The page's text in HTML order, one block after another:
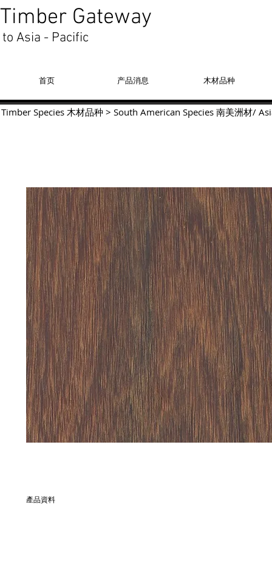
Timber Gateway
to Asia - Pacific
首页 产品消息 木材品种
產品資料
Timber Species 木材品种 > South American Species 南美洲材/